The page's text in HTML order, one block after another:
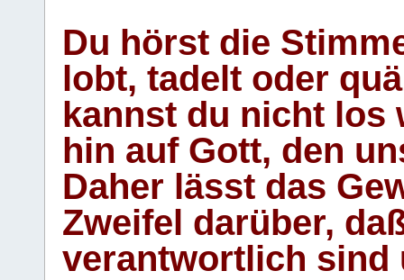
Du hörst die
lobt, tadelt oder
kannst du nicht los
hin auf Gott, den
Daher lässt das
Zweifel darüber,
verantwortlich sind